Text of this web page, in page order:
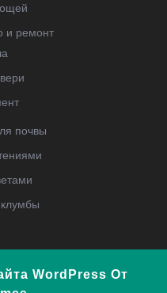
и ремонт
почвы
WordPress От